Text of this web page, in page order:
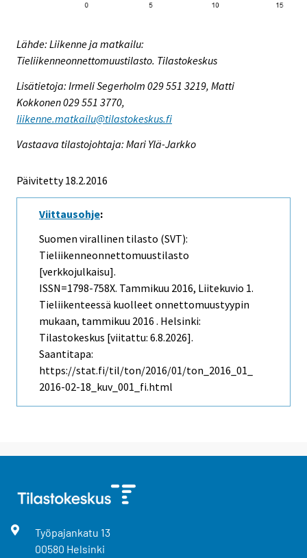
Lähde: Liikenne ja matkailu:
Tieliikenneonnettomuustilasto. Tilastokeskus
Lisätietoja: Irmeli Segerholm 029 551 3219, Matti
Kokkonen 029 551 3770,
liikenne.matkailu@tilastokeskus.fi
Vastaava tilastojohtaja: Mari Ylä-Jarkko
Päivitetty 18.2.2016
Viittausohje:
Suomen virallinen tilasto (SVT):
Tieliikenneonnettomuustilasto
[verkkojulkaisu].
ISSN=1798-758X. Tammikuu 2016, Liitekuvio 1.
Tieliikenteessä kuolleet onnettomuustyypin
mukaan, tammikuu 2016 . Helsinki:
Tilastokeskus [viitattu: 6.8.2026].
Saantitapa:
https://stat.fi/til/ton/2016/01/ton_2016_01_
2016-02-18_kuv_001_fi.html
Työpajankatu 13
00580 Helsinki